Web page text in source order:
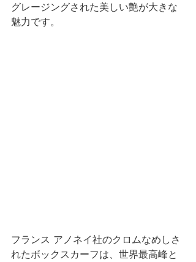
グレージングされた美しい艶が大きな
魅力です。
フランス アノネイ社のクロムなめしさ
れたボックスカーフは、世界最高峰と